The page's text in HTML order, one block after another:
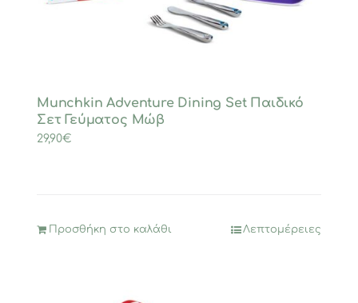
Munchkin Adventure Dining Set Παιδικό
Σετ Γεύματος Μώβ
29,90€
Προσθήκη στο καλάθι Λεπτομέρειες